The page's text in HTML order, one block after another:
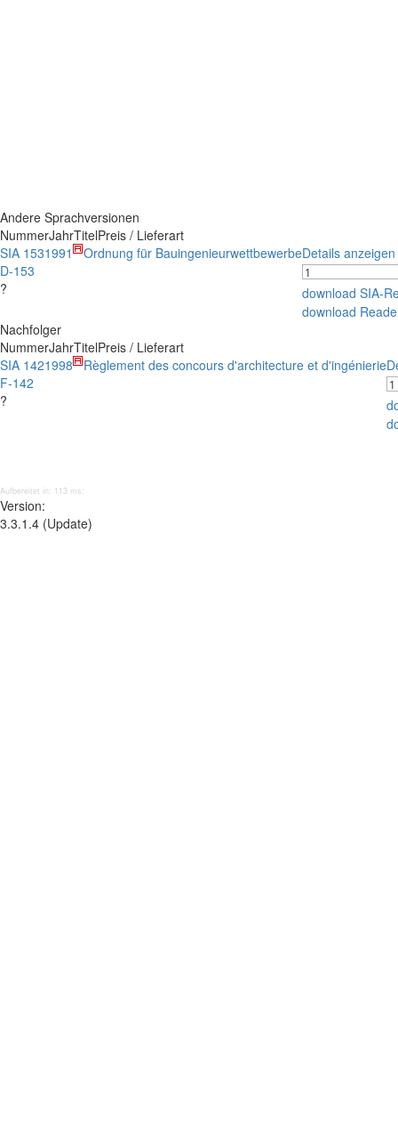
Andere Sprachversionen
NummerJahrTitelPreis / Lieferart
SIA 153
D-153
?
1991 Ordnung für BauingenieurwettbewerbeDetails anzeigen
download SIA-
download
Nachfolger
NummerJahrTitelPreis / Lieferart
SIA 142
F-142
?
1998 Règlement des concours d'architecture et d'ingénierie
Aufbereitet in: 113 ms;
Version:
3.3.1.4 (Update)